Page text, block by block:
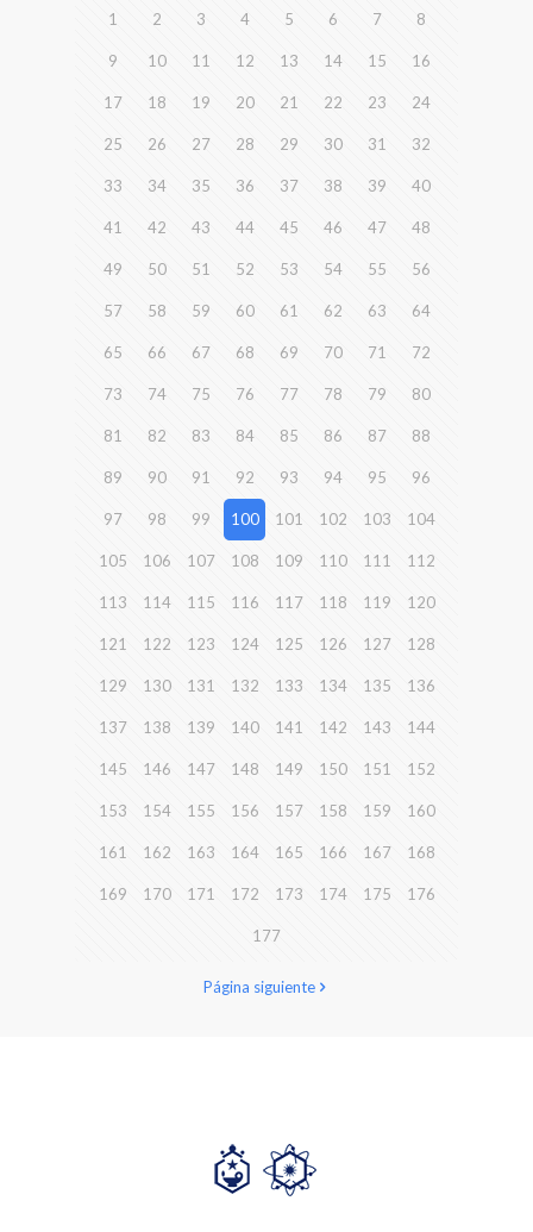
1 2 3 4 5 6 7 8
9 10 11 12 13 14 15 16
17 18 19 20 21 22 23 24
25 26 27 28 29 30 31 32
33 34 35 36 37 38 39 40
41 42 43 44 45 46 47 48
49 50 51 52 53 54 55 56
57 58 59 60 61 62 63 64
65 66 67 68 69 70 71 72
73 74 75 76 77 78 79 80
81 82 83 84 85 86 87 88
89 90 91 92 93 94 95 96
97 98 99 100 101 102 103 104
105 106 107 108 109 110 111 112
113 114 115 116 117 118 119 120
121 122 123 124 125 126 127 128
129 130 131 132 133 134 135 136
137 138 139 140 141 142 143 144
145 146 147 148 149 150 151 152
153 154 155 156 157 158 159 160
161 162 163 164 165 166 167 168
169 170 171 172 173 174 175 176
177
Página siguiente